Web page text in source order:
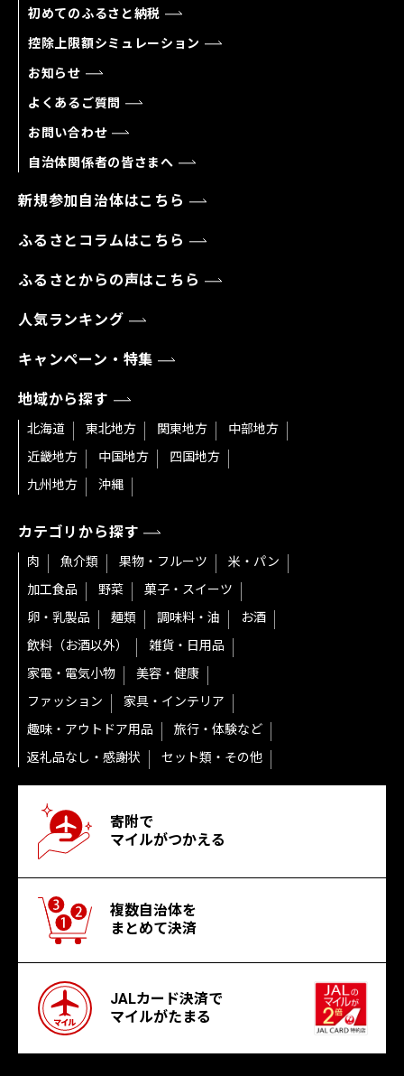
初めてのふるさと納税
控除上限額シミュレーション
お知らせ
よくあるご質問
お問い合わせ
自治体関係者の皆さまへ
新規参加自治体はこちら
ふるさとコラムはこちら
ふるさとからの声はこちら
人気ランキング
キャンペーン・特集
地域から探す
北海道 東北地方 関東地方
中部地方
近畿地方
中国地方
四国地方
九州地方
沖縄
カテゴリから探す
肉 魚介類 果物・フルーツ
米・パン
加工食品
野菜
菓子・スイーツ
卵・乳製品
麺類 調味料・油
お酒
飲料（お酒以外）
雑貨・日用品
家電・電気小物
美容・健康
ファッション
家具・インテリア
趣味・アウトドア用品
旅行・体験など
返礼品なし・感謝状
セット類・その他
寄附で
マイルがつかえる
複数自治体を
まとめて決済
JALカード決済で
マイルがたまる